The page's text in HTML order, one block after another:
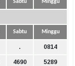
Sabtu Minggu
Sabtu Minggu
. 0814
4690 5289